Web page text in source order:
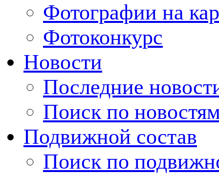
Фотографии на
Фотоконкурс
Новости
Последние
Поиск по
Подвижной состав
Поиск по